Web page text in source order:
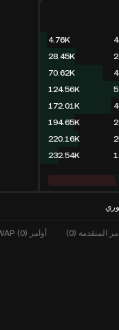
11.02K
35.64K
79.71K
128.93K
176.39K
196.73K
220.05K
227.53K
المتقدمة (0) أوامر TWAP (0)